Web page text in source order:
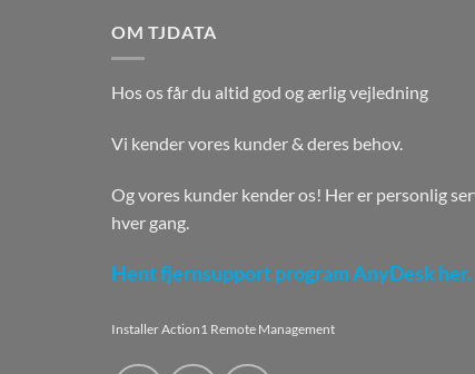
OM TJDATA
Hos os får du altid god og ærlig vejledning
Vi kender vores kunder & deres behov.
Og vores kunder kender os! Her er personlig
hver gang.
Hent fjernsupport program AnyDesk her.
Installer Action1 Remote Management